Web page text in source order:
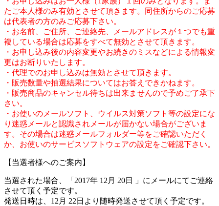
たご本人様のみ有効とさせて頂きます。同住所からのご応募
は代表者の方のみご応募下さい。
・お名前、ご住所、ご連絡先、メールアドレスが１つでも重
複している場合は応募をすべて無効とさせて頂きます。
・お申し込み後の内容変更やお続きのミスなどによる情報変
更はお断りいたします。
・代理でのお申し込みは無効とさせて頂きます。
・販売数量や抽選結果についてはお答えできかねます。
・販売商品のキャンセル待ちは出来ませんので予めご了承下
さい。
・お使いのメールソフト、ウイルス対策ソフト等の設定にな
り迷惑メールと認識されメールが届かない場合がございま
す。その場合は迷惑メールフォルダー等をご確認いただく
か、お使いのサービスソフトウェアの設定をご確認下さい。
【当選者様へのご案内】
当選された場合、「2017年 12月 20日 」にメールにてご連絡
させて頂く予定です。
発送日時は、12月 22日より随時発送させて頂く予定です。